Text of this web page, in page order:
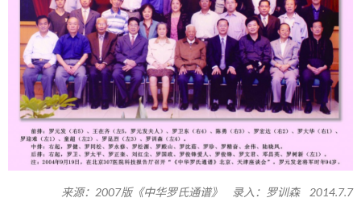
来源：2007版《中华罗氏通谱》 录入：罗训森 2014.7.7